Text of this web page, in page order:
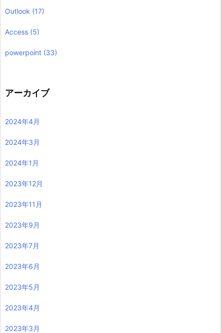
Outlook (17)
Access (5)
powerpoint (33)
アーカイブ
2024年4月
2024年3月
2024年1月
2023年12月
2023年11月
2023年9月
2023年7月
2023年6月
2023年5月
2023年4月
2023年3月